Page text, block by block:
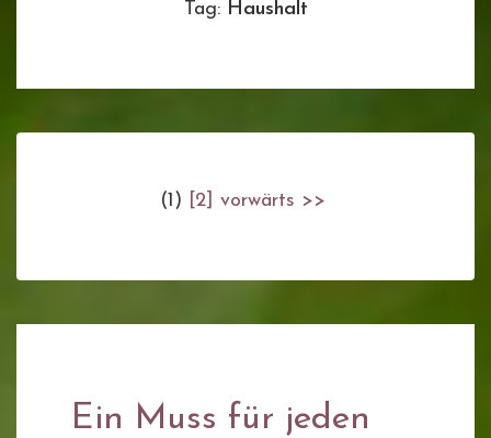
Tag: Haushalt
(1) [2] vorwärts >>
Ein Muss für jeden